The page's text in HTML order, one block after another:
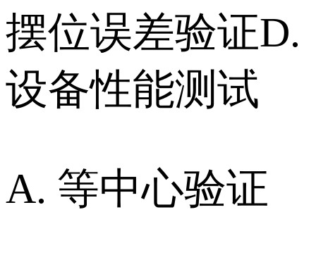
摆位误差验证 D.
设备性能测试
A. 等中心验证